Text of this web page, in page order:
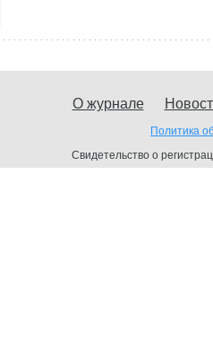
О журнале
Политика
Свидетельство о